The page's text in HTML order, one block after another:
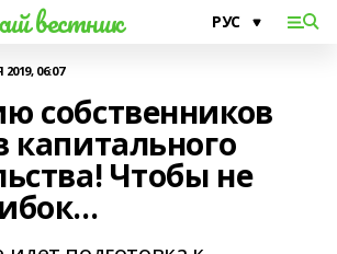
вестник
06:07
собственников
капитального
Чтобы не